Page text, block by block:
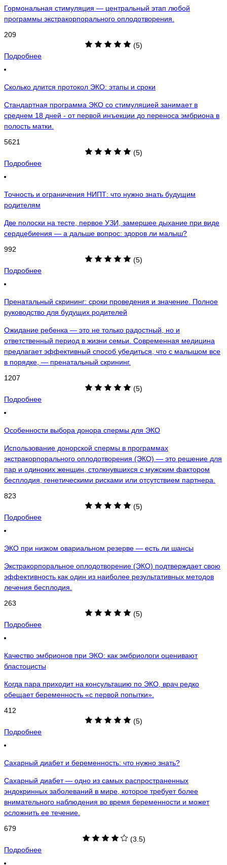
Гормональная стимуляция — центральный этап любой
программы экстракорпорального оплодотворения.
209
(5)
Подробнее
Сколько длится протокол ЭКО: этапы и сроки
Стандартная программа ЭКО со стимуляцией занимает в
среднем 18 дней - от первой инъекции до переноса эмбриона в
полость матки.
5621
(5)
Подробнее
Точность и ограничения НИПТ: что нужно знать будущим
родителям
Две полоски на тесте, первое УЗИ, замершее дыхание при виде
сердцебиения — а дальше вопрос: здоров ли малыш?
992
(5)
Подробнее
Пренатальный скрининг: сроки проведения и значение. Полное
руководство для будущих родителей
Ожидание ребенка — это не только радостный, но и
ответственный период в жизни семьи. Современная медицина
предлагает эффективный способ убедиться, что с малышом все
в порядке, — пренатальный скрининг.
1207
(5)
Подробнее
Особенности выбора донора спермы для ЭКО
Использование донорской спермы в программах
экстракорпорального оплодотворения (ЭКО) — это решение для
пар и одиноких женщин, столкнувшихся с мужским фактором
бесплодия, генетическими рисками или отсутствием партнера.
823
(5)
Подробнее
ЭКО при низком овариальном резерве — есть ли шансы
Экстракорпоральное оплодотворение (ЭКО) подтверждает свою
эффективность как один из наиболее результативных методов
лечения бесплодия.
263
(5)
Подробнее
Качество эмбрионов при ЭКО: как эмбриологи оценивают
бластоцисты
Когда пара приходит на консультацию по ЭКО, врач редко
обещает беременность «с первой попытки».
412
(5)
Подробнее
Сахарный диабет и беременность: что нужно знать?
Сахарный диабет — одно из самых распространенных
эндокринных заболеваний в мире, которое требует более
внимательного наблюдения во время беременности и может
осложнить ее течение.
679
(3.5)
Подробнее